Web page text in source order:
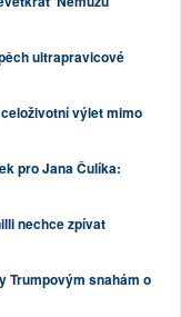
ultrapravicové
výlet mimo
pro Jana Čulíka:
nechce zpívat
Trumpovým snahám o